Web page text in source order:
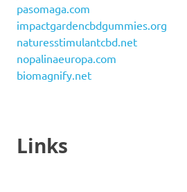
pasomaga.com
impactgardencbdgummies.org
naturesstimulantcbd.net
nopalinaeuropa.com
biomagnify.net
Links